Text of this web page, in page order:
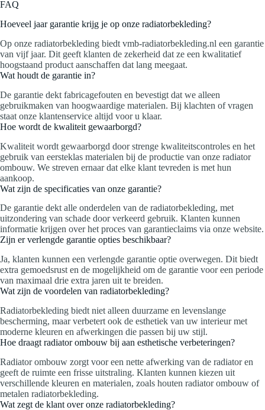
FAQ
Hoeveel jaar garantie krijg je op onze radiatorbekleding?
Op onze radiatorbekleding biedt vmb-radiatorbekleding.nl een garantie
van vijf jaar. Dit geeft klanten de zekerheid dat ze een kwalitatief
hoogstaand product aanschaffen dat lang meegaat.
Wat houdt de garantie in?
De garantie dekt fabricagefouten en bevestigt dat we alleen
gebruikmaken van hoogwaardige materialen. Bij klachten of vragen
staat onze klantenservice altijd voor u klaar.
Hoe wordt de kwaliteit gewaarborgd?
Kwaliteit wordt gewaarborgd door strenge kwaliteitscontroles en het
gebruik van eersteklas materialen bij de productie van onze radiator
ombouw. We streven ernaar dat elke klant tevreden is met hun
aankoop.
Wat zijn de specificaties van onze garantie?
De garantie dekt alle onderdelen van de radiatorbekleding, met
uitzondering van schade door verkeerd gebruik. Klanten kunnen
informatie krijgen over het proces van garantieclaims via onze website.
Zijn er verlengde garantie opties beschikbaar?
Ja, klanten kunnen een verlengde garantie optie overwegen. Dit biedt
extra gemoedsrust en de mogelijkheid om de garantie voor een periode
van maximaal drie extra jaren uit te breiden.
Wat zijn de voordelen van radiatorbekleding?
Radiatorbekleding biedt niet alleen duurzame en levenslange
bescherming, maar verbetert ook de esthetiek van uw interieur met
moderne kleuren en afwerkingen die passen bij uw stijl.
Hoe draagt radiator ombouw bij aan esthetische verbeteringen?
Radiator ombouw zorgt voor een nette afwerking van de radiator en
geeft de ruimte een frisse uitstraling. Klanten kunnen kiezen uit
verschillende kleuren en materialen, zoals houten radiator ombouw of
metalen radiatorbekleding.
Wat zegt de klant over onze radiatorbekleding?